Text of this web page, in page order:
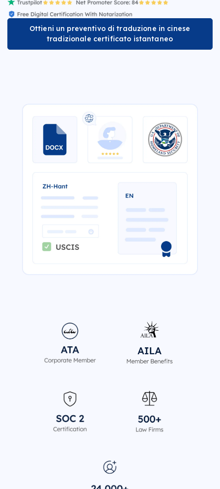
Ottieni un preventivo di traduzione in cinese
tradizionale certificato istantaneo